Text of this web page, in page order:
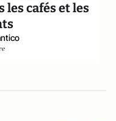
les cafés et les